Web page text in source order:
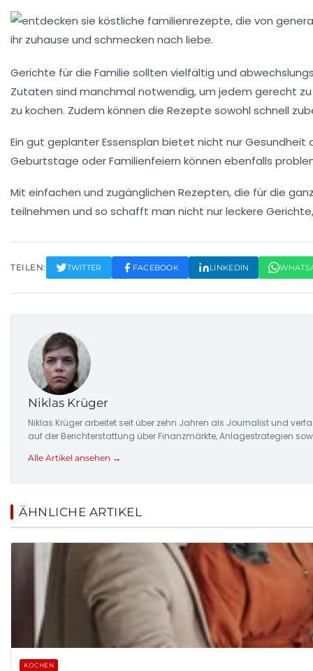
Gerichte für die Familie sollten vielfältig und
Zutaten sind manchmal notwendig, um jedem gerecht
zu kochen. Zudem können die Rezepte sowohl schnell
Ein gut geplanterEssensplan bietet nicht nurGesundheit
Geburtstage oderFamilienfeiern können ebenfalls
Mit einfachen und zugänglichen Rezepten, die für die
teilnehmen und so schafft man nicht nur leckere
TEILEN: TWITTER FACEBOOK LINKEDIN
Niklas Krüger
Niklas Krüger arbeitet seit über zehn Jahren als Journalist und
auf der Berichterstattung über Finanzmärkte, Anlagestrategien
Alle Artikel ansehen →
ÄHNLICHE ARTIKEL
KOCHEN